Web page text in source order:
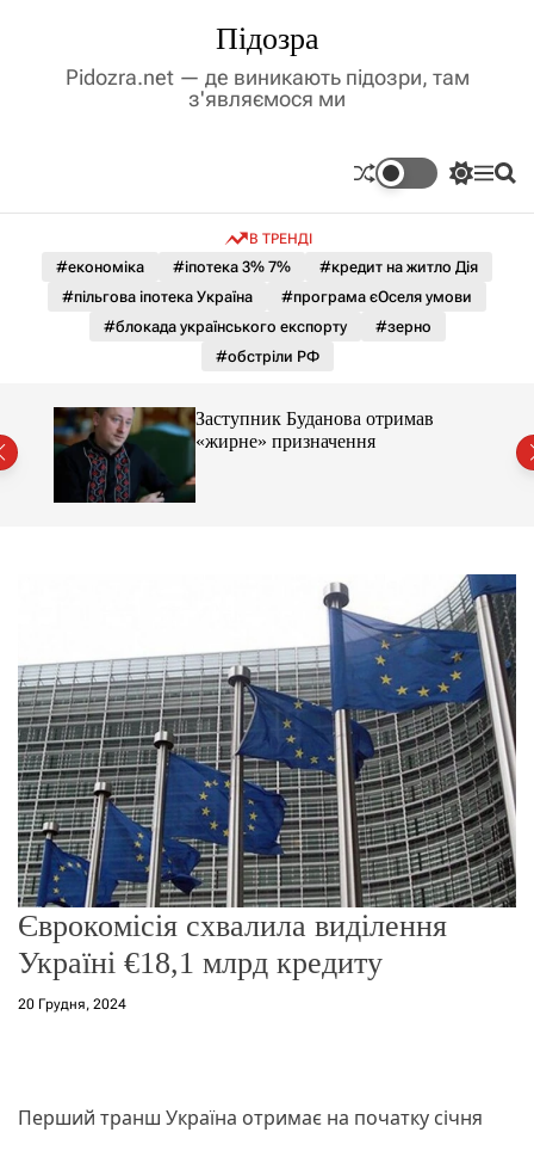
Підозра
Pidozra.net — де виникають підозри, там
з'являємося ми
П
м
к
а
ь
е
ж
и
м
у
М П
В ТРЕНДІ
#економіка #іпотека 3% 7%
#кредит на житло Дія
#пільгова іпотека Україна
#програма єОселя умови
#блокада українського експорту
#зерно
#обстріли РФ
Заступник Буданова отримав
«жирне» призначення
Єврокомісія схвалила виділення
Україні €18,1 млрд кредиту
20 Грудня, 2024
Перший транш Україна отримає на початку січня